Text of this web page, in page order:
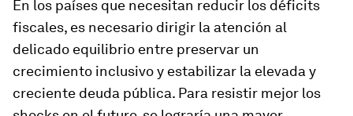
En los países que necesitan reducir los déficits
fiscales, es necesario dirigir la atención al
delicado equilibrio entre preservar un
crecimiento inclusivo y estabilizar la elevada y
creciente deuda pública. Para resistir mejor los